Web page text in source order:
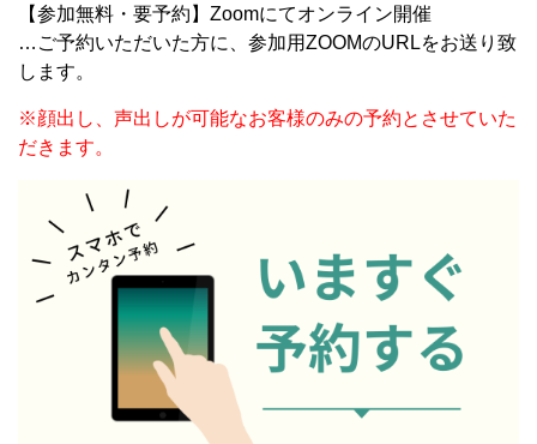
【参加無料・要予約】Zoomにてオンライン開催
…ご予約いただいた方に、参加用ZOOMのURLをお送り致
します。
※顔出し、声出しが可能なお客様のみの予約とさせていた
だきます。